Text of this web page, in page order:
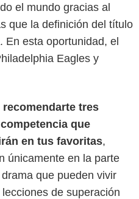
el mundo gracias al
que la definición del título
En esta oportunidad, el
Eagles y
recomendarte tres
que
en tus favoritas,
únicamente en la parte
que pueden vivir
de superación
Video